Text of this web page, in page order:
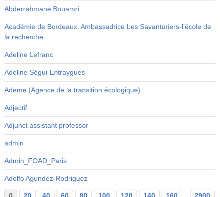
Abderrahmane Bouamri
Académie de Bordeaux. Ambassadrice Les Savanturiers-l’école de
la recherche
Adeline Lefranc
Adeline Ségui-Entraygues
Ademe (Agence de la transition écologique)
Adjectif
Adjunct assistant professor
admin
Admin_FOAD_Paris
Adolfo Agundez-Rodriguez